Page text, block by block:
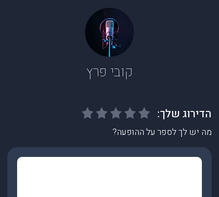
קובי פרץ
מה יש לך לספר על ההופעה?